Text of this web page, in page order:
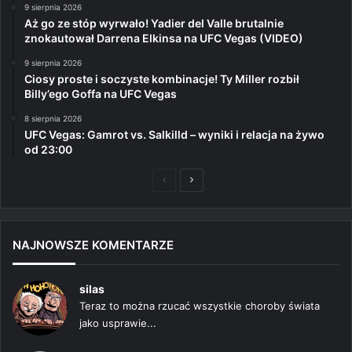
9 sierpnia 2026
Aż go ze stóp wyrwało! Yadier del Valle brutalnie
znokautował Darrena Elkinsa na UFC Vegas (VIDEO)
9 sierpnia 2026
Ciosy proste i soczyste kombinacje! Ty Miller rozbił
Billy’ego Goffa na UFC Vegas
8 sierpnia 2026
UFC Vegas: Gamrot vs. Salkilld – wyniki i relacja na żywo
od 23:00
PoprzedniaNastępna
NAJNOWSZE KOMENTARZE
silas
Teraz to można rzucać wszystkie choroby świata
jako usprawie...